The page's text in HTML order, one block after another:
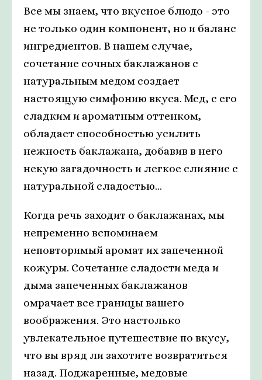
Все мы знаем, что вкусное блюдо - это
не только один компонент, но и баланс
ингредиентов. В нашем случае,
сочетание сочных баклажанов с
натуральным медом создает
настоящую симфонию вкуса. Мед, с его
сладким и ароматным оттенком,
обладает способностью усилить
нежность баклажана, добавив в него
некую загадочность и легкое слияние с
натуральной сладостью...
Когда речь заходит о баклажанах, мы
непременно вспоминаем
неповторимый аромат их запеченной
кожуры. Сочетание сладости меда и
дыма запеченных баклажанов
омрачает все границы вашего
воображения. Это настолько
увлекательное путешествие по вкусу,
что вы вряд ли захотите возвратиться
назад. Поджаренные, медовые